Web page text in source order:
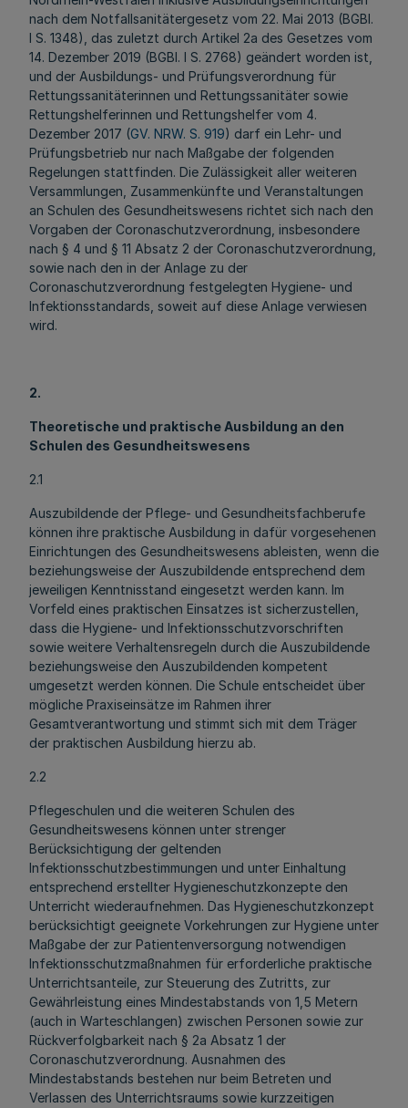
nach dem Notfallsanitätergesetz vom 22. Mai 2013 (BGBl.
I S. 1348), das zuletzt durch Artikel 2a des Gesetzes vom
14. Dezember 2019 (BGBl. I S. 2768) geändert worden ist,
und der Ausbildungs- und Prüfungsverordnung für
Rettungssanitäterinnen und Rettungssanitäter sowie
Rettungshelferinnen und Rettungshelfer vom 4.
Dezember 2017 (GV. NRW. S. 919) darf ein Lehr- und
Prüfungsbetrieb nur nach Maßgabe der folgenden
Regelungen stattfinden. Die Zulässigkeit aller weiteren
Versammlungen, Zusammenkünfte und Veranstaltungen
an Schulen des Gesundheitswesens richtet sich nach den
Vorgaben der Coronaschutzverordnung, insbesondere
nach § 4 und § 11 Absatz 2 der Coronaschutzverordnung,
sowie nach den in der Anlage zu der
Coronaschutzverordnung festgelegten Hygiene- und
Infektionsstandards, soweit auf diese Anlage verwiesen
wird.
2.
Theoretische und praktische Ausbildung an den
Schulen des Gesundheitswesens
2.1
Auszubildende der Pflege- und Gesundheitsfachberufe
können ihre praktische Ausbildung in dafür vorgesehenen
Einrichtungen des Gesundheitswesens ableisten, wenn die
beziehungsweise der Auszubildende entsprechend dem
jeweiligen Kenntnisstand eingesetzt werden kann. Im
Vorfeld eines praktischen Einsatzes ist sicherzustellen,
dass die Hygiene- und Infektionsschutzvorschriften
sowie weitere Verhaltensregeln durch die Auszubildende
beziehungsweise den Auszubildenden kompetent
umgesetzt werden können. Die Schule entscheidet über
mögliche Praxiseinsätze im Rahmen ihrer
Gesamtverantwortung und stimmt sich mit dem Träger
der praktischen Ausbildung hierzu ab.
2.2
Pflegeschulen und die weiteren Schulen des
Gesundheitswesens können unter strenger
Berücksichtigung der geltenden
Infektionsschutzbestimmungen und unter Einhaltung
entsprechend erstellter Hygieneschutzkonzepte den
Unterricht wiederaufnehmen. Das Hygieneschutzkonzept
berücksichtigt geeignete Vorkehrungen zur Hygiene unter
Maßgabe der zur Patientenversorgung notwendigen
Infektionsschutzmaßnahmen für erforderliche praktische
Unterrichtsanteile, zur Steuerung des Zutritts, zur
Gewährleistung eines Mindestabstands von 1,5 Metern
(auch in Warteschlangen) zwischen Personen sowie zur
Rückverfolgbarkeit nach § 2a Absatz 1 der
Coronaschutzverordnung. Ausnahmen des
Mindestabstands bestehen nur beim Betreten und
Verlassen des Unterrichtsraums sowie kurzzeitigen